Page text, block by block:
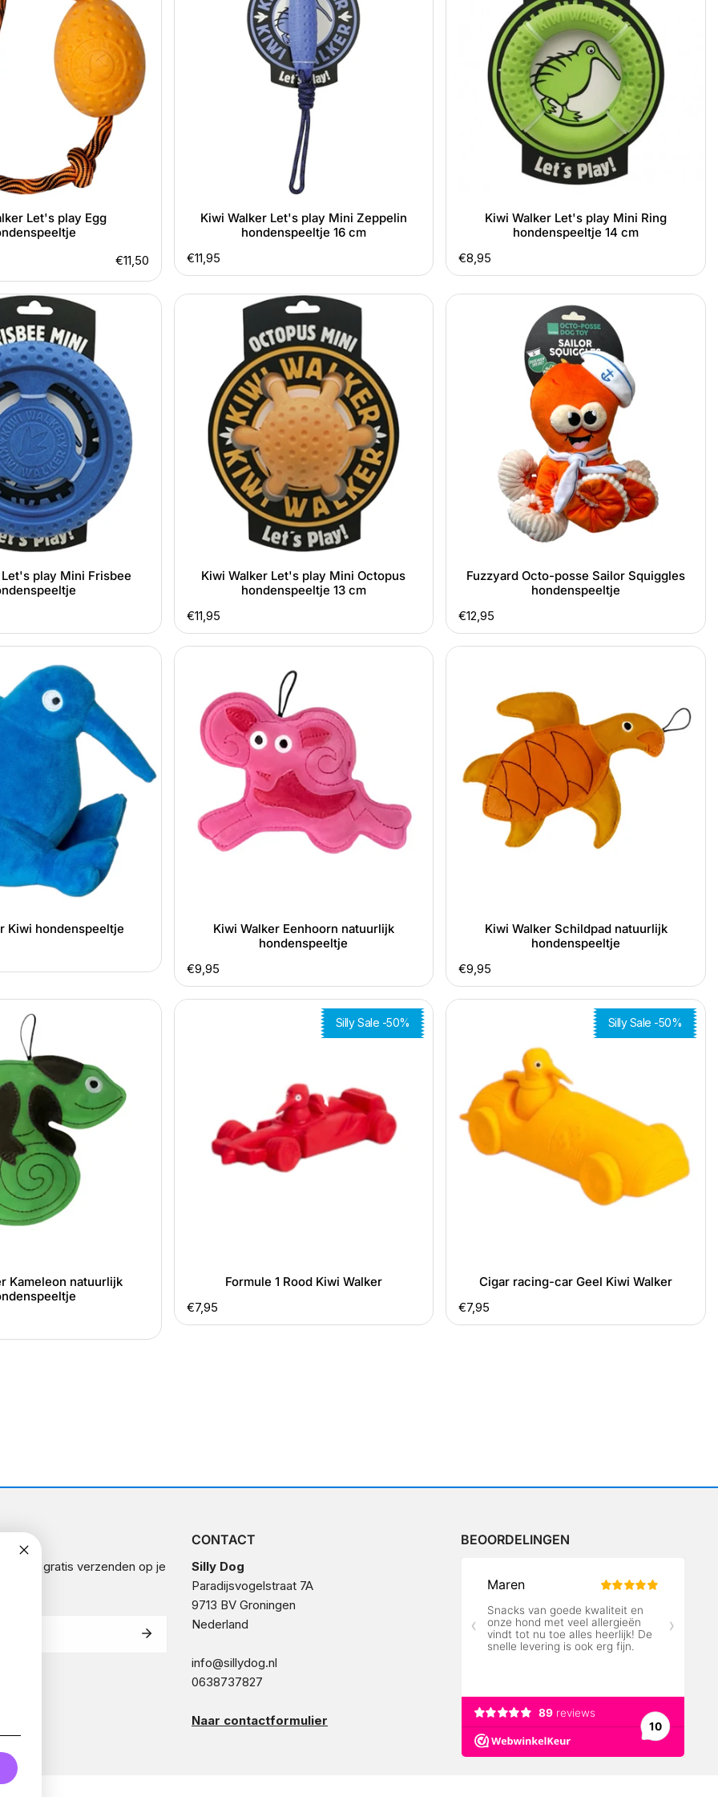
Let's play Egg
beoordelingen
Normale
prijs
€11,50
Kiwi Walker Let's play Mini Zeppelin
hondenspeeltje 16 cm
Normale
prijs
€11,95
hondenspeeltje
Kiwi Walker Let's play Mini Ring
hondenspeeltje 14 cm
Normale
prijs
€8,95
play Mini Frisbee
Kiwi
Octopus
hondenspeeltje
Kiwi Walker Let's play Mini Octopus
hondenspeeltje 13 cm
Normale
prijs
€11,95
Fuzzyard
hondenspeeltje
Fuzzyard Octo-posse Sailor Squiggles
hondenspeeltje
Normale
prijs
€12,95
Kiwi hondenspeeltje
Kiwi
Eenhoorn
natuurlijk
hondenspeeltje
Kiwi Walker Eenhoorn natuurlijk
hondenspeeltje
Normale
prijs
€9,95
Kiwi
hondenspeeltje
Kiwi Walker Schildpad natuurlijk
hondenspeeltje
Normale
prijs
€9,95
Kameleon natuurlijk
Formule
Silly Sale -50%
Formule 1 Rood Kiwi Walker
Normale
prijs
€7,95
Cigar
Walker
Silly Sale -50%
Cigar racing-car Geel Kiwi Walker
Normale
prijs
€7,95
en krijg gratis verzenden op je
CONTACT
Silly Dog
Paradijsvogelstraat 7A
9713 BV Groningen
Nederland
info@sillydog.nl
0638737827
Naar contactformulier
BEOORDELINGEN